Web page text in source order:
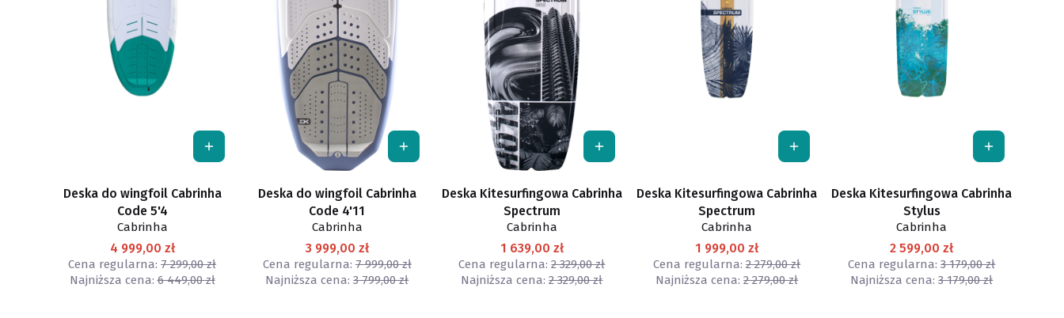
Deska do wingfoil Cabrinha
Code 5'4
Cabrinha
4 999,00 zł
Cena regularna: 7 299,00 zł
Najniższa cena: 6 449,00 zł
Deska do wingfoil Cabrinha
Code 4'11
Cabrinha
3 999,00 zł
Cena regularna: 7 999,00 zł
Najniższa cena: 3 799,00 zł
Deska Kitesurfingowa Cabrinha
Spectrum
Cabrinha
1 639,00 zł
Cena regularna: 2 329,00 zł
Najniższa cena: 2 329,00 zł
Deska Kitesurfingowa Cabrinha
Spectrum
Cabrinha
1 999,00 zł
Cena regularna: 2 279,00 zł
Najniższa cena: 2 279,00 zł
Deska Kitesurfingowa Cabrinha
Stylus
Cabrinha
2 599,00 zł
Cena regularna: 3 179,00 zł
Najniższa cena: 3 179,00 zł